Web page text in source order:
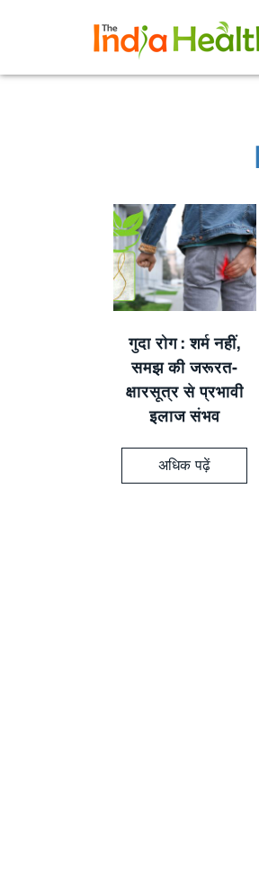
गुदा रोग: शर्म नहीं,
समझ की जरूरत-
क्षारसूत्र से प्रभावी
इलाज संभव
अधिक पढ़ें